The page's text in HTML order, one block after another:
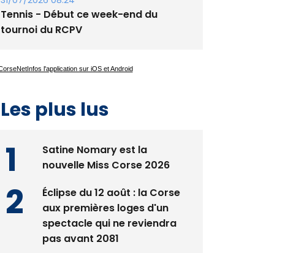
Tennis - Début ce week-end du
tournoi du RCPV
Les plus lus
Satine Nomary est la
nouvelle Miss Corse 2026
Éclipse du 12 août : la Corse
aux premières loges d'un
spectacle qui ne reviendra
pas avant 2081